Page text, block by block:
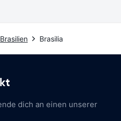
Brasilien Brasilia
dich an einen unserer